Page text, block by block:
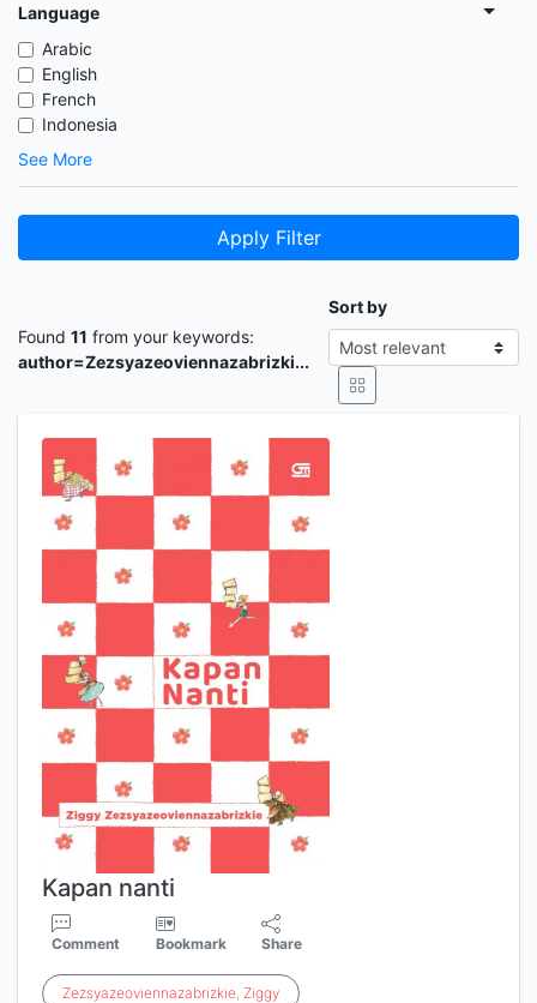
Language
Arabic
English
French
Indonesia
See More
Apply Filter
Found 11 from your keywords:
author=Zezsyazeoviennazabrizki...
Sort by
Kapan nanti
Comment Bookmark Share
Zezsyazeoviennazabrizkie, Ziggy